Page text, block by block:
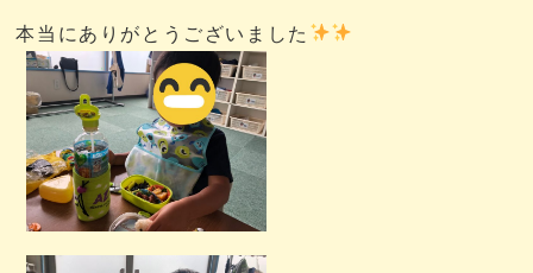
本当にありがとうございました